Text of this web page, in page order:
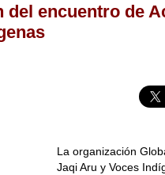
del encuentro de
La organización
Jaqi Aru y Voces